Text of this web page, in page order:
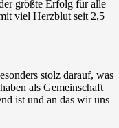
größte Erfolg für alle
viel Herzblut seit 2,5
stolz darauf, was
als Gemeinschaft
ist und an das wir uns